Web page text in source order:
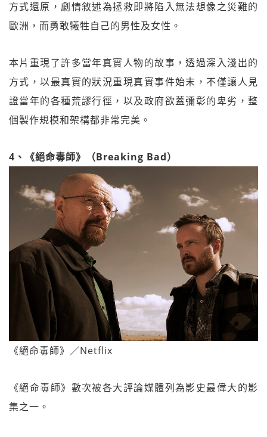
方式還原，劇情敘述為拯救即將陷入無法想像之災難的
歐洲，而勇敢犧牲自己的男性及女性。
本片重現了許多當年真實人物的故事，透過深入淺出的
方式，以最真實的狀況重現真實事件始末，不僅讓人見
證當年的各種荒謬行徑，以及政府欲蓋彌彰的卑劣，整
個製作規模和架構都非常完美。
4、《絕命毒師》（Breaking Bad）
《絕命毒師》／Netflix
《絕命毒師》數次被各大評論媒體列為影史最偉大的影
集之一。